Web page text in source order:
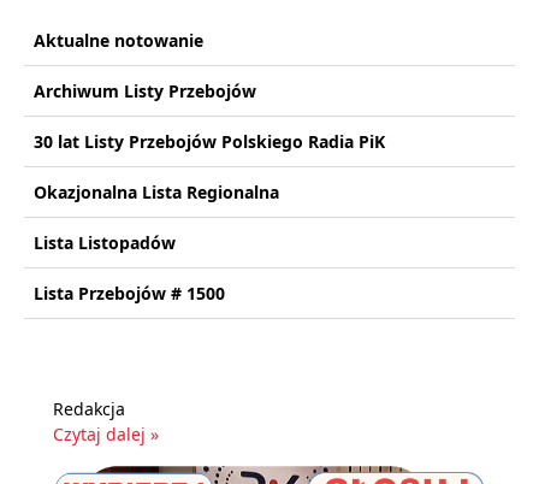
Aktualne notowanie
Archiwum Listy Przebojów
30 lat Listy Przebojów Polskiego Radia PiK
Okazjonalna Lista Regionalna
Lista Listopadów
Lista Przebojów # 1500
Redakcja
Czytaj dalej »